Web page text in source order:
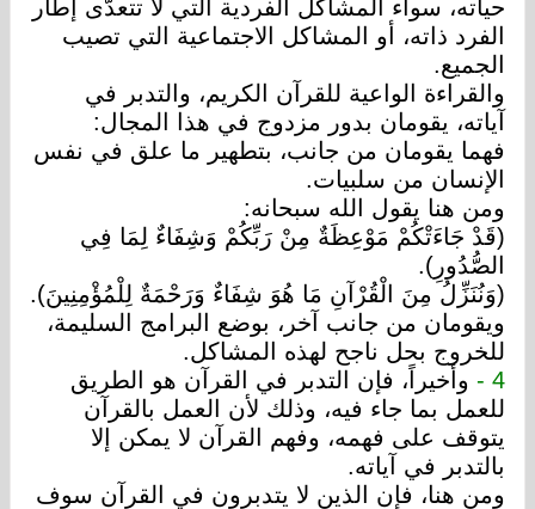
حياته، سواء المشاكل الفردية التي لا تتعدّى إطار
الفرد ذاته، أو المشاكل الاجتماعية التي تصيب
الجميع.
والقراءة الواعية للقرآن الكريم، والتدبر في
آياته، يقومان بدور مزدوج في هذا المجال:
فهما يقومان من جانب، بتطهير ما علق في نفس
الإنسان من سلبيات.
ومن هنا يقول الله سبحانه:
(قَدْ جَاءَتْكُمْ مَوْعِظَةٌ مِنْ رَبِّكُمْ وَشِفَاءٌ لِمَا فِي
الصُّدُورِ).
(وَنُنَزِّلُ مِنَ الْقُرْآنِ مَا هُوَ شِفَاءٌ وَرَحْمَةٌ لِلْمُؤْمِنِينَ).
ويقومان من جانب آخر، بوضع البرامج السليمة،
للخروج بحل ناجح لهذه المشاكل.
4 -
وأخيراً، فإن التدبر في القرآن هو الطريق
للعمل بما جاء فيه، وذلك لأن العمل بالقرآن
يتوقف على فهمه، وفهم القرآن لا يمكن إلا
بالتدبر في آياته.
ومن هنا، فإن الذين لا يتدبرون في القرآن سوف